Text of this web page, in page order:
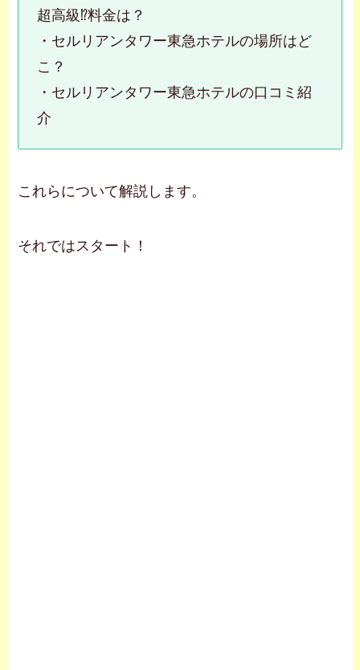
超高級⁉料金は？
・セルリアンタワー東急ホテルの場所はど
こ？
・セルリアンタワー東急ホテルの口コミ紹
介
これらについて解説します。
それではスタート！